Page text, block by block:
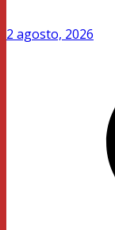
2 agosto, 2026